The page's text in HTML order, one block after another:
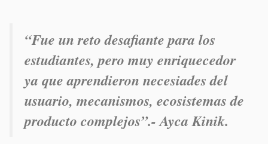
“Fue un reto desafiante para los
estudiantes, pero muy enriquecedor
ya que aprendieron necesiades del
usuario, mecanismos, ecosistemas de
producto complejos”.- Ayca Kinik.